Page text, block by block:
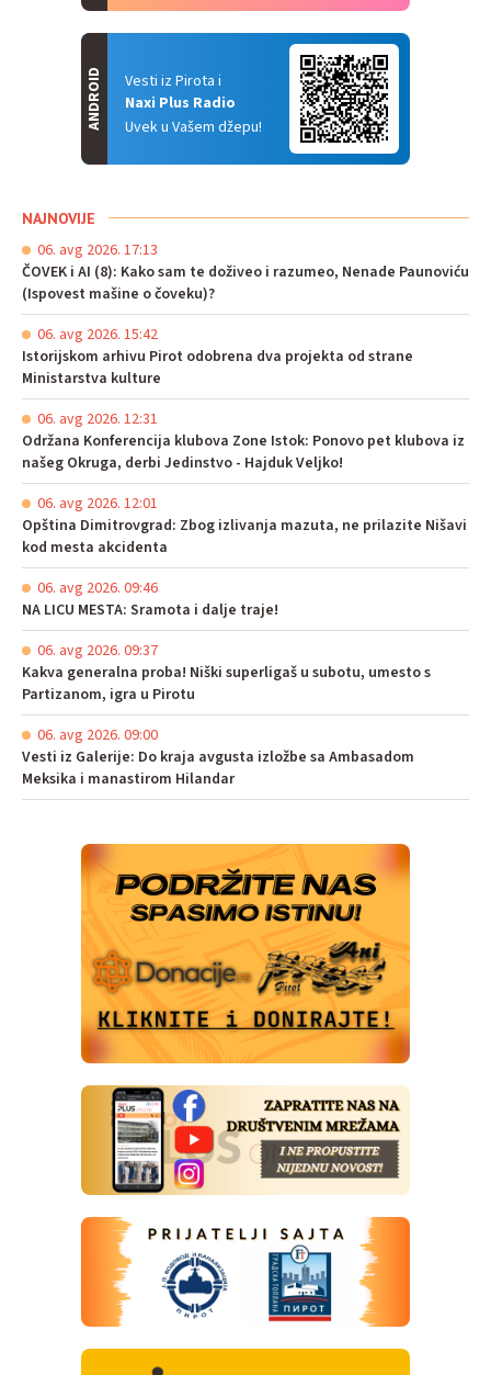
Vesti iz Pirota i
Naxi Plus Radio
Uvek u Vašem džepu!
ANDROID
NAJNOVIJE
06. avg 2026. 17:13
ČOVEK i AI (8): Kako sam te doživeo i razumeo, Nenade Paunoviću
(Ispovest mašine o čoveku)?
06. avg 2026. 15:42
Istorijskom arhivu Pirot odobrena dva projekta od strane
Ministarstva kulture
06. avg 2026. 12:31
Održana Konferencija klubova Zone Istok: Ponovo pet klubova iz
našeg Okruga, derbi Jedinstvo - Hajduk Veljko!
06. avg 2026. 12:01
Opština Dimitrovgrad: Zbog izlivanja mazuta, ne prilazite Nišavi
kod mesta akcidenta
06. avg 2026. 09:46
NA LICU MESTA: Sramota i dalje traje!
06. avg 2026. 09:37
Kakva generalna proba! Niški superligaš u subotu, umesto s
Partizanom, igra u Pirotu
06. avg 2026. 09:00
Vesti iz Galerije: Do kraja avgusta izložbe sa Ambasadom
Meksika i manastirom Hilandar